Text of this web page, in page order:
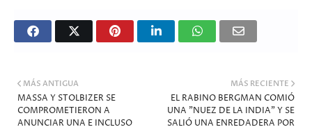
MÁS RECIENTE
EL RABINO BERGMAN COMIÓ
UNA "NUEZ DE LA INDIA" Y SE
SALIÓ UNA ENREDADERA POR
MÁS ANTIGUA
MASSA Y STOLBIZER SE
COMPROMETIERON A
ANUNCIAR UNA E INCLUSO